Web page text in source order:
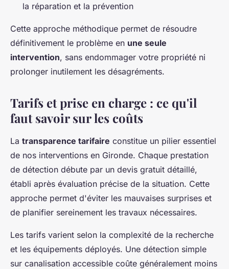
la réparation et la prévention
Cette approche méthodique permet de résoudre
définitivement le problème en une seule
intervention, sans endommager votre propriété ni
prolonger inutilement les désagréments.
Tarifs et prise en charge : ce qu'il
faut savoir sur les coûts
La transparence tarifaire constitue un pilier essentiel
de nos interventions en Gironde. Chaque prestation
de détection débute par un devis gratuit détaillé,
établi après évaluation précise de la situation. Cette
approche permet d'éviter les mauvaises surprises et
de planifier sereinement les travaux nécessaires.
Les tarifs varient selon la complexité de la recherche
et les équipements déployés. Une détection simple
sur canalisation accessible coûte généralement moins